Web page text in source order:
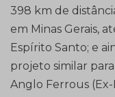
398 km de
em Minas Gerais,
Espírito Santo; e
projeto similar
Anglo Ferrous